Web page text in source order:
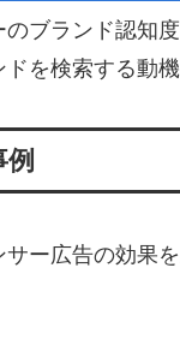
ブランド認知
を検索する動
ー広告の効果